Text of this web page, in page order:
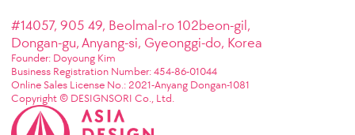
#14057, 905 49, Beolmal-ro 102beon-gil,
Dongan-gu, Anyang-si, Gyeonggi-do, Korea
Founder: Doyoung Kim
Business Registration Number: 454-86-01044
Online Sales License No.: 2021-Anyang Dongan-1081
Copyright © DESIGNSORI Co., Ltd.